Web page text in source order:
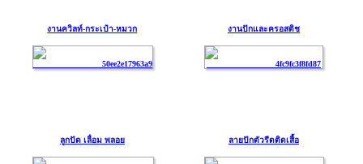
งานควิลท์-กระเป๋า-หมวก งานปักและครอสติช
ลูกปัด เลื่อม พลอย ลายปักตัวรีดติดเสื้อ